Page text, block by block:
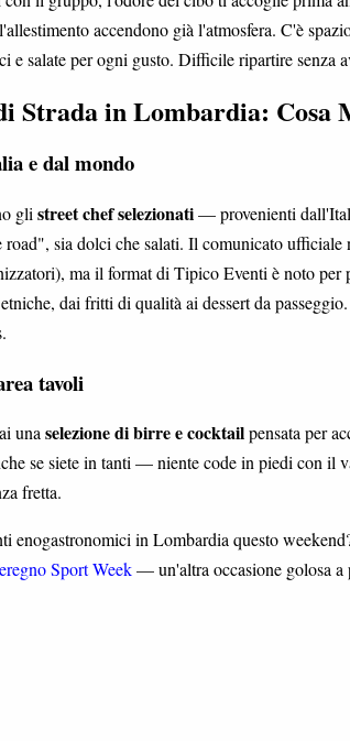
accendono già l'atmosfera. C'è
e salate per ogni gusto. Difficile ripartire senza
Strada in Lombardia: Cosa
e dal mondo
gli street chef selezionati— provenienti
sia dolci che salati. Il comunicato ufficiale
ma il format di Tipico Eventi è noto per
dai fritti di qualità ai dessert da
tavoli
unaselezione di birre e cocktailpensata per
se siete in tanti — niente code in piedi con il
fretta.
enogastronomici in Lombardia questo
Sport Week— un'altra occasione golosa a